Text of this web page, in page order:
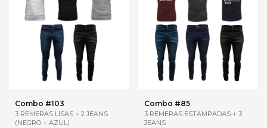
Combo #103
3 REMERAS LISAS + 2 JEANS
(NEGRO + AZUL)
Combo #85
3 REMERAS ESTAMPADAS + 3
JEANS